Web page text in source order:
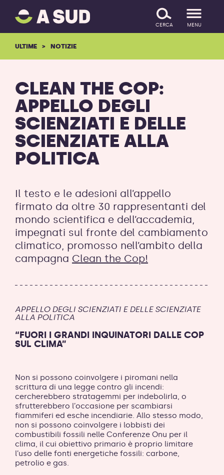
SALTA IL CONTENUTO
A
SUD
logo
ritorna
alla
CERCA MENU
ULTIME NOTIZIE
CLEAN THE COP:
APPELLO DEGLI
SCIENZIATI E DELLE
SCIENZIATE ALLA
POLITICA
Il testo e le adesioni all’appello
firmato da oltre 30 rappresentanti del
mondo scientifica e dell’accademia,
impegnati sul fronte del cambiamento
climatico, promosso nell’ambito della
campagna Clean the Cop!
APPELLO DEGLI SCIENZIATI E DELLE SCIENZIATE
ALLA POLITICA
“FUORI I GRANDI INQUINATORI DALLE COP
SUL CLIMA”
Non si possono coinvolgere i piromani nella
scrittura di una legge contro gli incendi:
cercherebbero stratagemmi per indebolirla, o
sfrutterebbero l’occasione per scambiarsi
fiammiferi ed esche incendiarie. Allo stesso modo,
non si possono coinvolgere i lobbisti dei
combustibili fossili nelle Conferenze Onu per il
clima, il cui obiettivo primario è proprio limitare
l’uso delle fonti energetiche fossili: carbone,
petrolio e gas.